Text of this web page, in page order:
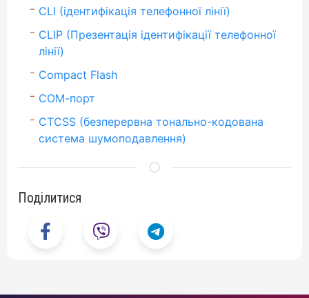
CLI (ідентифікація телефонної лінії)
CLIP (Презентація ідентифікації телефонної
лінії)
Compact Flash
CОМ-порт
CTCSS (безперервна тонально-кодована
система шумоподавлення)
Поділитися